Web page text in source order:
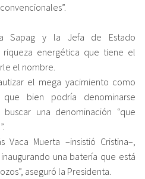
Sapag y la Jefa de Estado
energética que tiene el
el nombre.
el mega yacimiento como
bien podría denominarse
buscar una denominación “que
Muerta –insistió Cristina–,
una batería que está
aseguró la Presidenta.